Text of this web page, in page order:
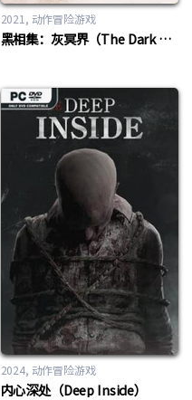
2021 动作冒险游戏
黑相集：灰冥界（The Dark Pictures: House Of Ashes）
2024 动作冒险游戏
内心深处（Deep Inside）